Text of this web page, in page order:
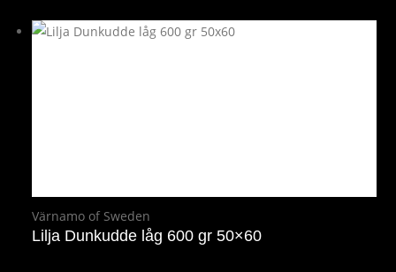
Värnamo of Sweden
Lilja Dunkudde låg 600 gr 50×60